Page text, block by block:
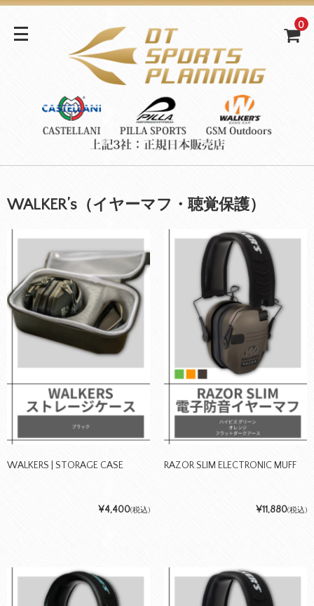
0
WALKER’s（イヤーマフ・聴覚保護）
WALKERS | STORAGE CASE
¥4,400(税込)
RAZOR SLIM ELECTRONIC MUFF
¥11,880(税込)